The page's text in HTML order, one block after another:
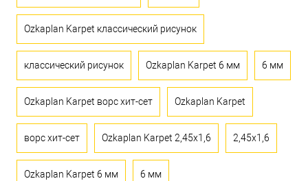
Ozkaplan Karpet классический рисунок
классический рисунок Ozkaplan Karpet 6 мм 6 мм
Ozkaplan Karpet ворс хит-сет Ozkaplan Karpet
ворс хит-сет Ozkaplan Karpet 2,45x1,6 2,45x1,6
Ozkaplan Karpet 6 мм 6 мм